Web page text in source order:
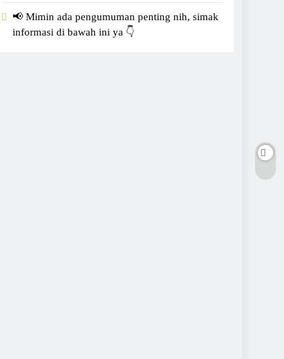
📢 Mimin ada pengumuman penting nih, simak
informasi di bawah ini ya 👇